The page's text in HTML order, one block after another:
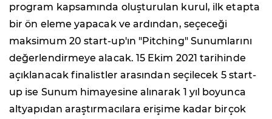
program kapsamında oluşturulan kurul, ilk etapta
bir ön eleme yapacak ve ardından, seçeceği
maksimum 20 start-up'ın "Pitching" Sunumlarını
değerlendirmeye alacak. 15 Ekim 2021 tarihinde
açıklanacak finalistler arasından seçilecek 5 start-
up ise Sunum himayesine alınarak 1 yıl boyunca
altyapıdan araştırmacılara erişime kadar birçok